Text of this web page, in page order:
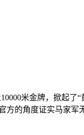
米金牌，掀起了
的角度证实马家